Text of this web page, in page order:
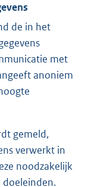
de in het
met
anoniem
gemeld,
verwerkt in
noodzakelijk
doeleinden.